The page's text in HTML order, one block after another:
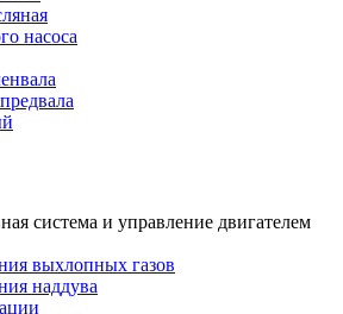
насоса
система и управление двигателем
выхлопных газов
наддува